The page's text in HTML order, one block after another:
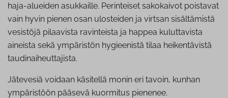
haja-alueiden asukkaille. Perinteiset sakokaivot poistavat
vain hyvin pienen osan ulosteiden ja virtsan sisältämistä
vesistöjä pilaavista ravinteista ja happea kuluttavista
aineista sekä ympäristön hygieenistä tilaa heikentävistä
taudinaiheuttajista.
Jätevesiä voidaan käsitellä monin eri tavoin, kunhan
ympäristöön pääsevä kuormitus pienenee.